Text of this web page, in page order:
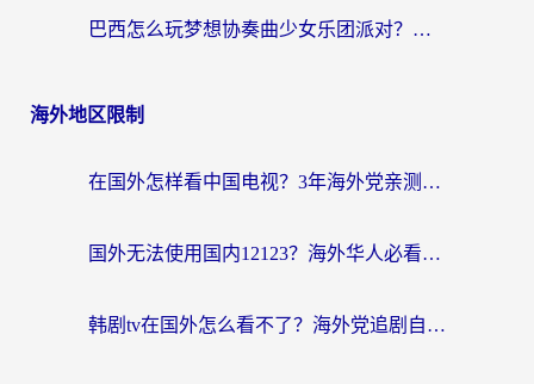
巴西怎么玩梦想协奏曲少女乐团派对？海外党必看的国服游戏加速全攻略（附波兰天涯明月刀实用技巧）
海外地区限制
在国外怎样看中国电视？3年海外党亲测有效的追剧加速器指南
国外无法使用国内12123？海外华人必看：选对回国加速器，解决迪拜语音+12123访问难题
韩剧tv在国外怎么看不了？海外党追剧自由的终极解决方案来了